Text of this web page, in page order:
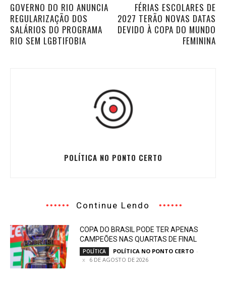
GOVERNO DO RIO ANUNCIA
REGULARIZAÇÃO DOS
SALÁRIOS DO PROGRAMA
RIO SEM LGBTIFOBIA
FÉRIAS ESCOLARES DE
2027 TERÃO NOVAS DATAS
DEVIDO À COPA DO MUNDO
FEMININA
POLÍTICA NO PONTO CERTO
Continue Lendo
COPA DO BRASIL PODE TER APENAS
CAMPEÕES NAS QUARTAS DE FINAL
POLÍTICA POLÍTICA NO PONTO CERTO -
6 DE AGOSTO DE 2026